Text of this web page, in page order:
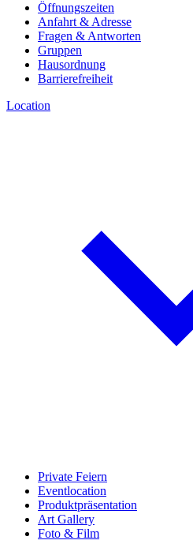
Öffnungszeiten
Anfahrt & Adresse
Fragen & Antworten
Gruppen
Hausordnung
Barrierefreiheit
Location
Private Feiern
Eventlocation
Produktpräsentation
Art Gallery
Foto & Film